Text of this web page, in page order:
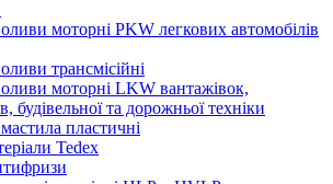
моторні PKW легкових автомобілів
трансмісійні
моторні LKW вантажівок,
будівельної та дорожньої техніки
пластичні
Tedex